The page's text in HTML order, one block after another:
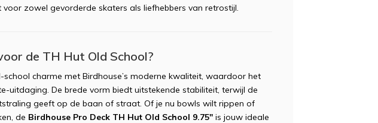
voor zowel gevorderde skaters als liefhebbers van retrostijl.
de TH Hut Old School?
charme met Birdhouse’s moderne kwaliteit, waardoor het
uitdaging. De brede vorm biedt uitstekende stabiliteit, terwijl de
geeft op de baan of straat. Of je nu bowls wilt rippen of
de Birdhouse Pro Deck TH Hut Old School 9.75" is jouw ideale